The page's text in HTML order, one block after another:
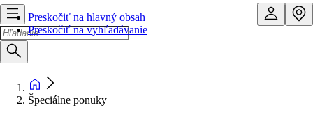
Preskočiť na hlavný obsah
Preskočiť na vyhľadávanie
Špeciálne ponuky